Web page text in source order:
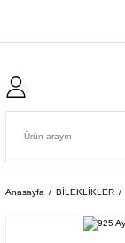
Anasayfa BİLEKLİKLER